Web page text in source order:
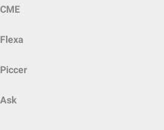
CME
Flexa
Piccer
Ask